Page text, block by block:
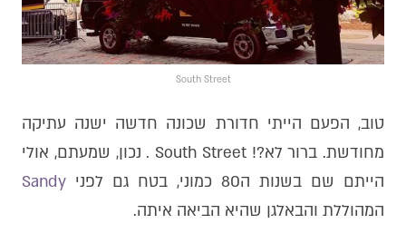
South Street
טוב, הפעם הייתי חדורת שכונה חדשה ישנה עתיקה
מחודשת. ברור לא?! South Street . נכון, שמעתם, אולי
הייתם שם בשנות ה80 כמוני, בטח גם לפני
Sandy
המהוללת והבאלגן שהיא הביאה איתה.